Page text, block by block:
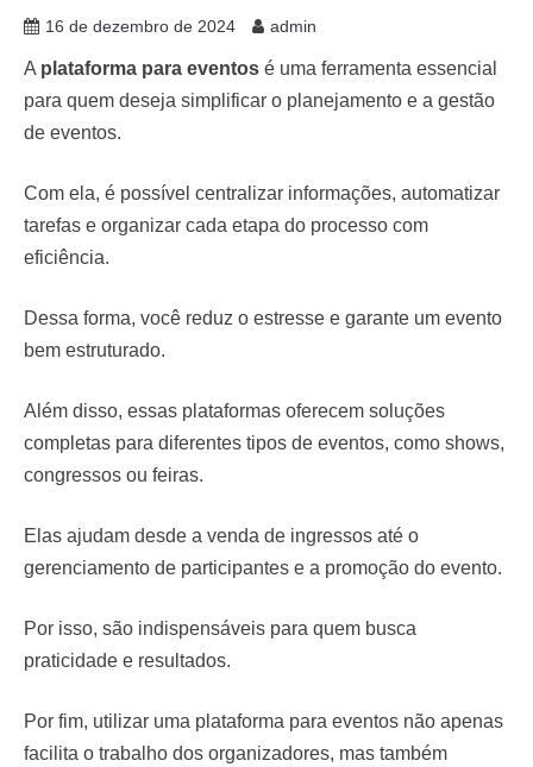
16 de dezembro de 2024 admin
A plataforma para eventos é uma ferramenta essencial
para quem deseja simplificar o planejamento e a gestão
de eventos.
Com ela, é possível centralizar informações, automatizar
tarefas e organizar cada etapa do processo com
eficiência.
Dessa forma, você reduz o estresse e garante um evento
bem estruturado.
Além disso, essas plataformas oferecem soluções
completas para diferentes tipos de eventos, como shows,
congressos ou feiras.
Elas ajudam desde a venda de ingressos até o
gerenciamento de participantes e a promoção do evento.
Por isso, são indispensáveis para quem busca
praticidade e resultados.
Por fim, utilizar uma plataforma para eventos não apenas
facilita o trabalho dos organizadores, mas também